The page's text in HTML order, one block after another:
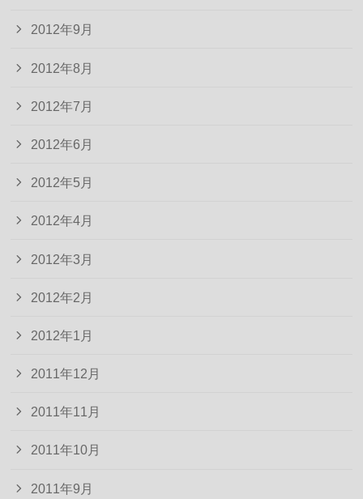
2012年9月
2012年8月
2012年7月
2012年6月
2012年5月
2012年4月
2012年3月
2012年2月
2012年1月
2011年12月
2011年11月
2011年10月
2011年9月